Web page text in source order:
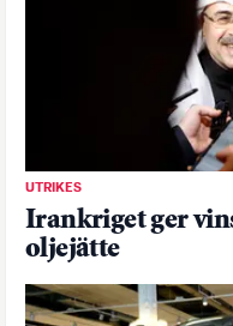
UTRIKES
Irankriget ger
oljejätte